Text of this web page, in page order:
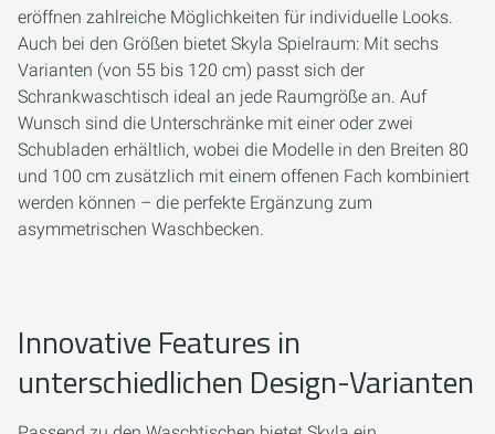
eröffnen zahlreiche Möglichkeiten für individuelle Looks.
Auch bei den Größen bietet Skyla Spielraum: Mit sechs
Varianten (von 55 bis 120 cm) passt sich der
Schrankwaschtisch ideal an jede Raumgröße an. Auf
Wunsch sind die Unterschränke mit einer oder zwei
Schubladen erhältlich, wobei die Modelle in den Breiten 80
und 100 cm zusätzlich mit einem offenen Fach kombiniert
werden können – die perfekte Ergänzung zum
asymmetrischen Waschbecken.
Innovative Features in
unterschiedlichen Design-Varianten